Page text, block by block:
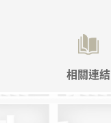
相關連結